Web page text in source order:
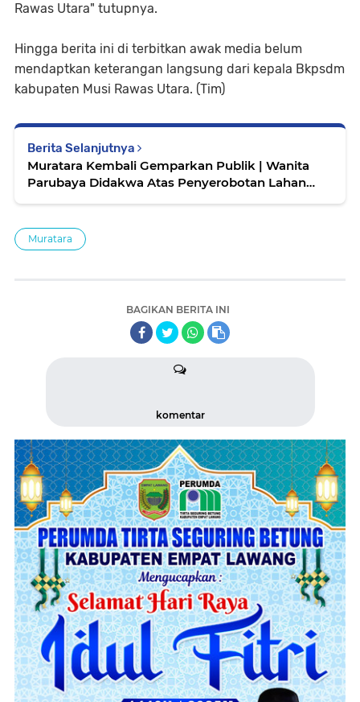
Rawas Utara" tutupnya.
Hingga berita ini di terbitkan awak media belum
mendaptkan keterangan langsung dari kepala Bkpsdm
kabupaten Musi Rawas Utara. (Tim)
Berita Selanjutnya
Muratara Kembali Gemparkan Publik | Wanita
Parubaya Didakwa Atas Penyerobotan Lahan
Muratara
BAGIKAN BERITA INI
komentar